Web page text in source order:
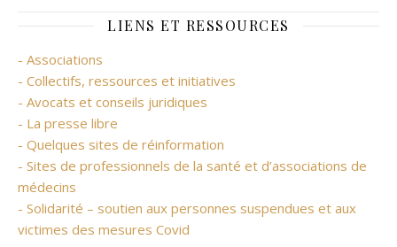
LIENS ET RESSOURCES
- Associations
- Collectifs, ressources et initiatives
- Avocats et conseils juridiques
- La presse libre
- Quelques sites de réinformation
- Sites de professionnels de la santé et d’associations de
médecins
- Solidarité – soutien aux personnes suspendues et aux
victimes des mesures Covid